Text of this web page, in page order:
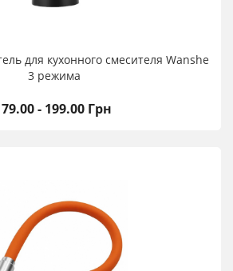
для кухонного смесителя Wanshe
3 режима
- 199.00 Грн